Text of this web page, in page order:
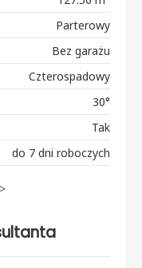
Parterowy
Bez garażu
Czterospadowy
30°
Tak
do 7 dni roboczych